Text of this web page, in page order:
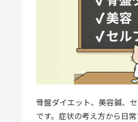
骨盤ダイエット、美容鍼、
です。症状の考え方から日